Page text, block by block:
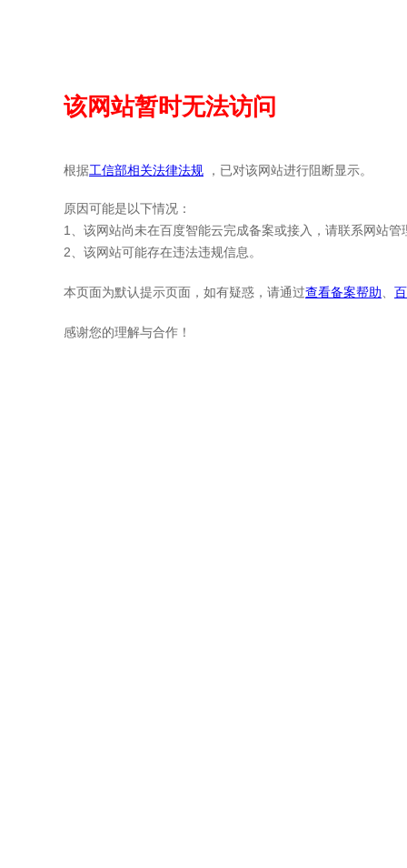
该网站暂时无法访问
根据工信部相关法律法规 ，已对该网站进行阻断显示。
原因可能是以下情况：
1、该网站尚未在百度智能云完成备案或接入，请联系网站管
2、该网站可能存在违法违规信息。
本页面为默认提示页面，如有疑惑，请通过查看备案帮助
感谢您的理解与合作！